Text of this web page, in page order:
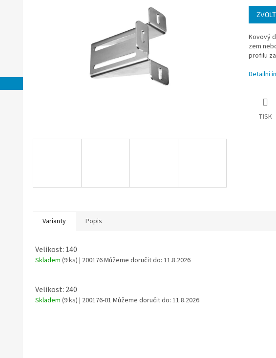
Měrná
cena:
Kovový
zem
profilu
Detailní
TISK
Varianty Popis
Velikost: 140
Skladem (9 ks) | 200176Můžeme doručit do: 11.8.2026
Velikost: 240
Skladem (9 ks) | 200176-01 Můžeme doručit do: 11.8.2026